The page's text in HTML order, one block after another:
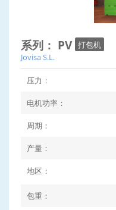
系列： PV 打包机
Jovisa S.L.
压力：
电机功率：
周期：
产量：
地区：
包重：